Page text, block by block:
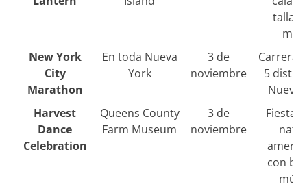
New York
City
Marathon
En toda Nueva
York
3 de
noviembre
Carrera
5
Nueva
Harvest
Dance
Celebration
Queens County
Farm Museum
3 de
noviembre
Fiesta
con